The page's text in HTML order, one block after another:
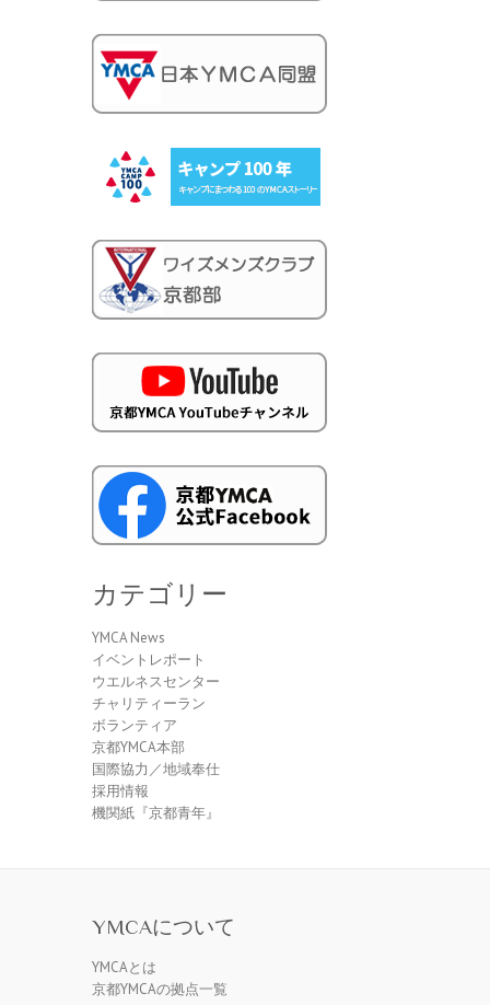
カテゴリー
YMCA News
イベントレポート
ウエルネスセンター
チャリティーラン
ボランティア
京都YMCA本部
国際協力／地域奉仕
採用情報
機関紙『京都青年』
YMCAについて
YMCAとは
京都YMCAの拠点一覧